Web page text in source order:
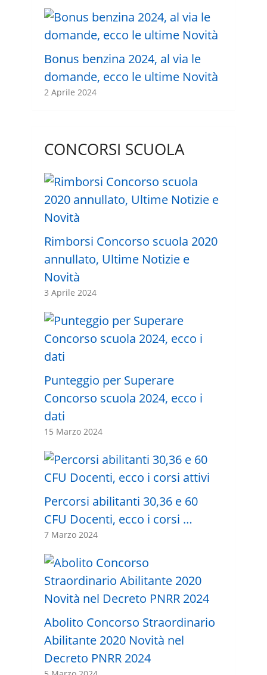
Bonus benzina 2024, al via le
domande, ecco le ultime Novità
2 Aprile 2024
CONCORSI SCUOLA
Rimborsi Concorso scuola 2020
annullato, Ultime Notizie e
Novità
3 Aprile 2024
Punteggio per Superare
Concorso scuola 2024, ecco i
dati
15 Marzo 2024
Percorsi abilitanti 30,36 e 60
CFU Docenti, ecco i corsi …
7 Marzo 2024
Abolito Concorso Straordinario
Abilitante 2020 Novità nel
Decreto PNRR 2024